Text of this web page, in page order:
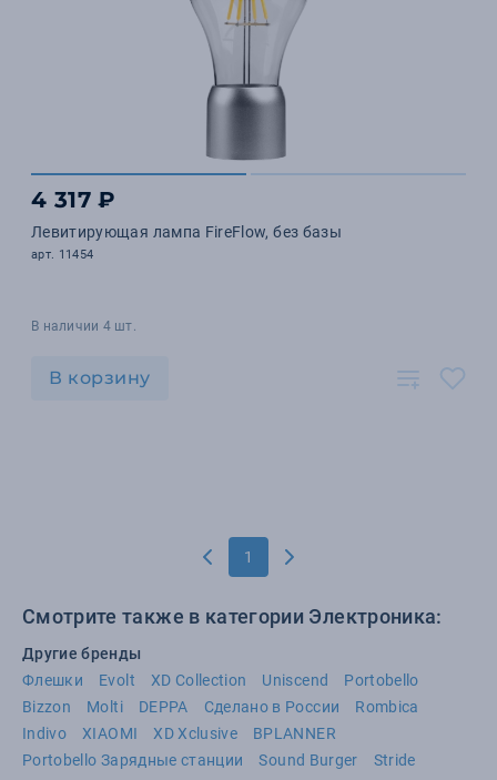
4 317 ₽
Левитирующая лампа FireFlow, без базы
арт. 11454
В наличии 4 шт.
В корзину
1
Смотрите также в категории Электроника:
Другие бренды
Флешки
Evolt XD Collection Uniscend
Portobello
Bizzon
Molti DEPPA Сделано в России
Rombica
Indivo
XIAOMI XD Xclusive
BPLANNER
Portobello Зарядные станции
Sound Burger
Stride